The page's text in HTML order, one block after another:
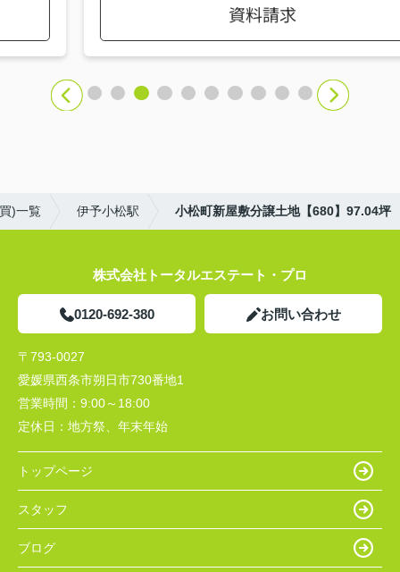
資料請求
)一覧 伊予小松駅 小松町新屋敷分譲土地【680】97.04坪
株式会社トータルエステート・プロ
0120-692-380 お問い合わせ
〒793-0027
愛媛県西条市朔日市730番地1
営業時間： 9:00～18:00
定休日： 地方祭、年末年始
トップページ
スタッフ
ブログ